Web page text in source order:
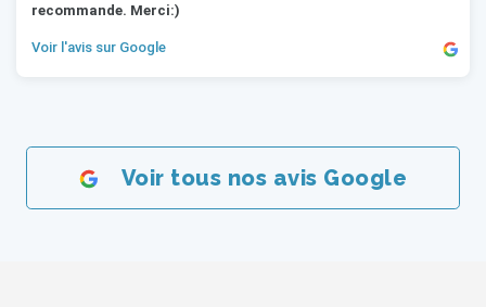
recommande. Merci:)
Voir l'avis sur Google
Voir tous nos avis Google